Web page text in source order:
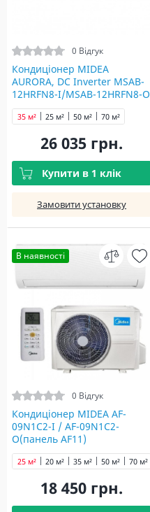
0 Відгук
Кондиціонер MIDEA
AURORA, DC Inverter MSAB-
12HRFN8-I/MSAB-12HRFN8-O
25 м²
35 м² 50 м² 70 м²
26 035 грн.
Купити в 1 клік
Замовити установку
В наявності
0 Відгук
Кондиціонер MIDEA AF-
09N1C2-I / AF-09N1C2-
O(панель AF11)
20 м²
25 м² 35 м² 50 м² 70 м²
18 450 грн.